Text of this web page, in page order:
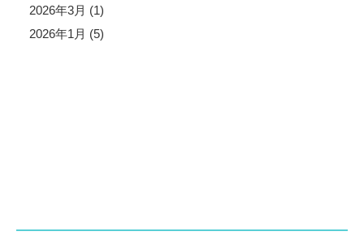
2026年3月 (1)
2026年1月 (5)